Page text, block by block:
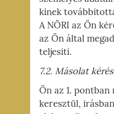
kinek
A NÖRI az Ön
az Ön által
teljesíti.
7.2. Másolat
Ön az 1.
keresztül,